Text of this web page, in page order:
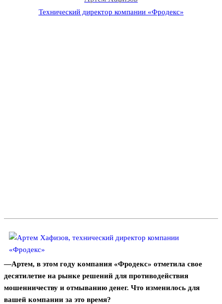
Технический директор компании «Фродекс»
—Артем, в этом году компания «Фродекс» отметила свое
десятилетие на рынке решений для противодействия
мошенничеству и отмыванию денег. Что изменилось для
вашей компании за это время?